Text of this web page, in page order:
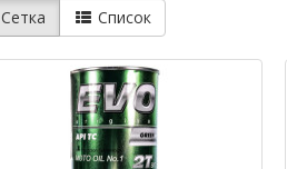
Сетка Список